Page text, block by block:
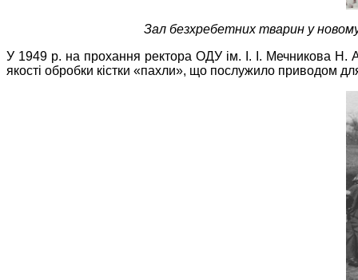
Зал безхребетних тварин у
У 1949 р. на прохання ректора ОДУ ім. І. І. Мечникова Н.
якості обробки кістки «пахли», що послужило приводом